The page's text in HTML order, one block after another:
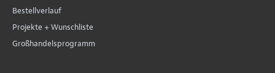
Bestellverlauf
Projekte + Wunschliste
Großhandelsprogramm